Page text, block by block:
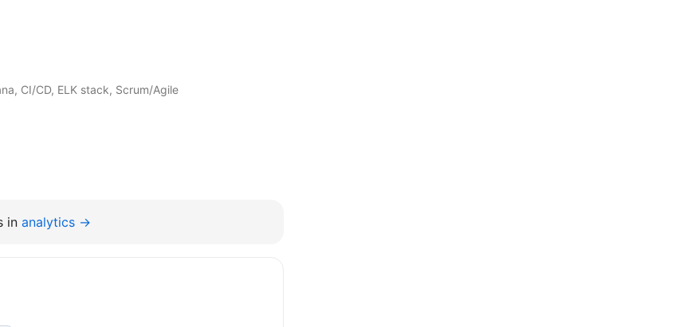
CI/CD, ELK stack, Scrum/Agile
in analytics →